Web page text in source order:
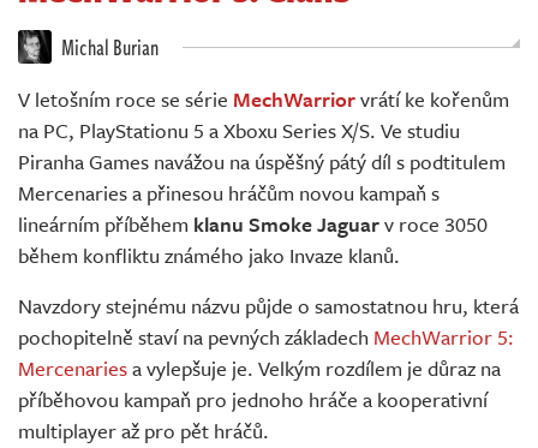
Michal Burian
V letošním roce se série MechWarriorvrátí ke kořenům
na PC, PlayStationu 5 a Xboxu Series X/S. Ve studiu
Piranha Games navážou na úspěšný pátý díl s podtitulem
Mercenaries a přinesou hráčům novou kampaň s
lineárním příběhem klanu Smoke Jaguarv roce 3050
během konfliktu známého jako Invaze klanů.
Navzdory stejnému názvu půjde o samostatnou hru, která
pochopitelně staví na pevných základech MechWarrior 5:
Mercenariesa vylepšuje je. Velkým rozdílem je důraz na
příběhovou kampaň pro jednoho hráče a kooperativní
multiplayer až pro pět hráčů.